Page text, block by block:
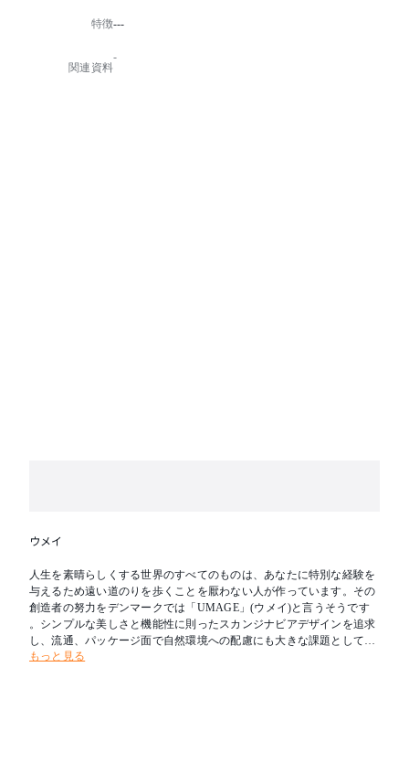
・電球別売
・点灯方法：壁スイッチ
特徴---
関連資料
-
ウメイ
人生を素晴らしくする世界のすべてのものは、あなたに特別な経験を
与えるため遠い道のりを歩くことを厭わない人が作っています。その
創造者の努力をデンマークでは「UMAGE」(ウメイ)と言うそうです
。シンプルな美しさと機能性に則ったスカンジナビアデザインを追求
し、流通、パッケージ面で自然環境への配慮にも大きな課題として取
り組んでいるブランドです。
もっと見る